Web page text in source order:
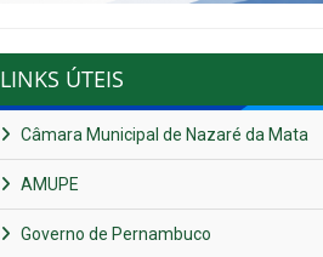
LINKS ÚTEIS
Câmara Municipal de Nazaré da Mata
AMUPE
Governo de Pernambuco